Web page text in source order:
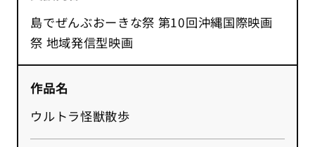
島でぜんぶおーきな祭 第10回沖縄国際映画
祭 地域発信型映画
作品名
ウルトラ怪獣散歩